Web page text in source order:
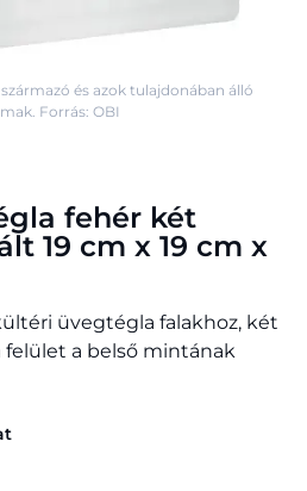
fehér két
19 cm x 19 cm x
üvegtégla falakhoz, két
felület a belső mintának
és azok tulajdonában álló
Forrás: OBI